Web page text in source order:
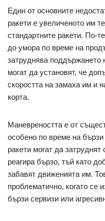
Един от основните
ракети е увеличеното им
стандартните ракети. По-
до умора по време на
затруднява поддържането
могат да установят, че
скоростта на замаха им и
корта.
Маневреността е от
особено по време на
ракети могат да
реагира бързо, тъй като
забавят движенията им.
проблематично, когато се
бързи сервизи или